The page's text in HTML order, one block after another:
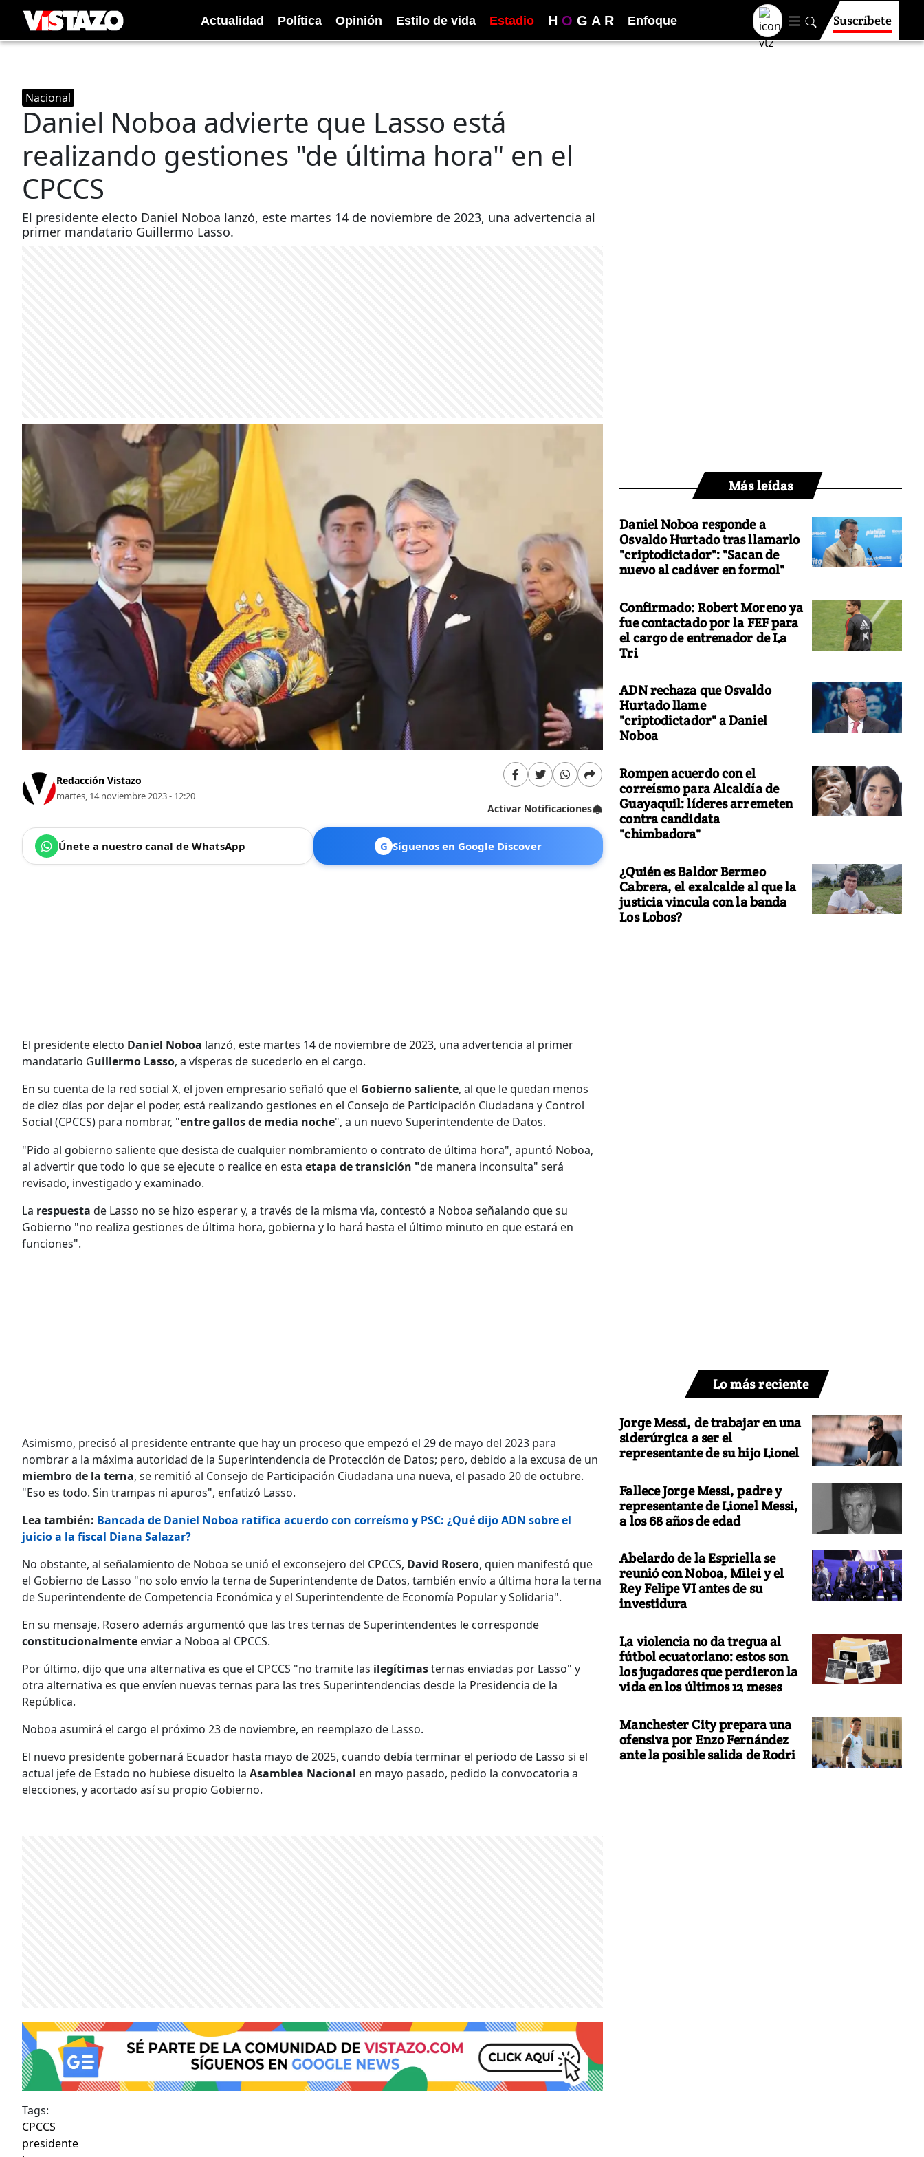
Actualidad Política Opinión Estilo de vida Estadio H O G A R Enfoque Suscríbete
Nacional
Daniel Noboa advierte que Lasso está
realizando gestiones "de última hora" en el
CPCCS
El presidente electo Daniel Noboa lanzó, este martes 14 de noviembre de 2023, una advertencia al
primer mandatario Guillermo Lasso.
Redacción Vistazo
martes, 14 noviembre 2023 - 12:20
Activar Notificaciones
Únete a nuestro canal de WhatsApp G Síguenos en Google Discover
El presidente electo Daniel Noboa lanzó, este martes 14 de noviembre de 2023, una advertencia al primer
mandatario Guillermo Lasso, a vísperas de sucederlo en el cargo.
En su cuenta de la red social X, el joven empresario señaló que el Gobierno saliente, al que le quedan menos
de diez días por dejar el poder, está realizando gestiones en el Consejo de Participación Ciudadana y Control
Social (CPCCS) para nombrar, "entre gallos de media noche", a un nuevo Superintendente de Datos.
"Pido al gobierno saliente que desista de cualquier nombramiento o contrato de última hora", apuntó Noboa,
al advertir que todo lo que se ejecute o realice en esta etapa de transición "de manera inconsulta" será
revisado, investigado y examinado.
La respuesta de Lasso no se hizo esperar y, a través de la misma vía, contestó a Noboa señalando que su
Gobierno "no realiza gestiones de última hora, gobierna y lo hará hasta el último minuto en que estará en
funciones".
Asimismo, precisó al presidente entrante que hay un proceso que empezó el 29 de mayo del 2023 para
nombrar a la máxima autoridad de la Superintendencia de Protección de Datos; pero, debido a la excusa de un
miembro de la terna, se remitió al Consejo de Participación Ciudadana una nueva, el pasado 20 de octubre.
"Eso es todo. Sin trampas ni apuros", enfatizó Lasso.
Lea también: Bancada de Daniel Noboa ratifica acuerdo con correísmo y PSC: ¿Qué dijo ADN sobre el
juicio a la fiscal Diana Salazar?
No obstante, al señalamiento de Noboa se unió el exconsejero del CPCCS, David Rosero, quien manifestó que
el Gobierno de Lasso "no solo envío la terna de Superintendente de Datos, también envío a última hora la terna
de Superintendente de Competencia Económica y el Superintendente de Economía Popular y Solidaria".
En su mensaje, Rosero además argumentó que las tres ternas de Superintendentes le corresponde
constitucionalmente enviar a Noboa al CPCCS.
Por último, dijo que una alternativa es que el CPCCS "no tramite las ilegítimasternas enviadas por Lasso" y
otra alternativa es que envíen nuevas ternas para las tres Superintendencias desde la Presidencia de la
República.
Noboa asumirá el cargo el próximo 23 de noviembre, en reemplazo de Lasso.
El nuevo presidente gobernará Ecuador hasta mayo de 2025, cuando debía terminar el periodo de Lasso si el
actual jefe de Estado no hubiese disuelto la Asamblea Nacional en mayo pasado, pedido la convocatoria a
elecciones, y acortado así su propio Gobierno.
Tags:
CPCCS
presidente
Más leídas
Daniel Noboa responde a
Osvaldo Hurtado tras llamarlo
"criptodictador": "Sacan de
nuevo al cadáver en formol"
Confirmado: Robert Moreno ya
fue contactado por la FEF para
el cargo de entrenador de La
Tri
ADN rechaza que Osvaldo
Hurtado llame
"criptodictador" a Daniel
Noboa
Rompen acuerdo con el
correísmo para Alcaldía de
Guayaquil: líderes arremeten
contra candidata
"chimbadora"
¿Quién es Baldor Bermeo
Cabrera, el exalcalde al que la
justicia vincula con la banda
Los Lobos?
Lo más reciente
Jorge Messi, de trabajar en una
siderúrgica a ser el
representante de su hijo Lionel
Fallece Jorge Messi, padre y
representante de Lionel Messi,
a los 68 años de edad
Abelardo de la Espriella se
reunió con Noboa, Milei y el
Rey Felipe VI antes de su
investidura
La violencia no da tregua al
fútbol ecuatoriano: estos son
los jugadores que perdieron la
vida en los últimos 12 meses
Manchester City prepara una
ofensiva por Enzo Fernández
ante la posible salida de Rodri